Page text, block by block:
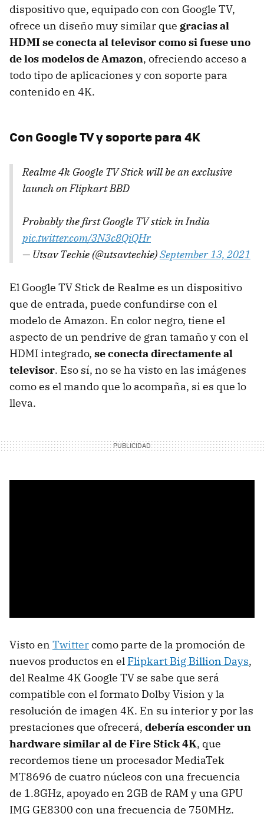
dispositivo que, equipado con con Google TV,
ofrece un diseño muy similar que gracias al
HDMI se conecta al televisor como si fuese uno
de los modelos de Amazon, ofreciendo acceso a
todo tipo de aplicaciones y con soporte para
contenido en 4K.
Con Google TV y soporte para 4K
Realme 4k Google TV Stick will be an exclusive
launch on Flipkart BBD
Probably the first Google TV stick in India
pic.twitter.com/3N3c8QiQHr
— Utsav Techie (@utsavtechie)September 13, 2021
El Google TV Stick de Realme es un dispositivo
que de entrada, puede confundirse con el
modelo de Amazon. En color negro, tiene el
aspecto de un pendrive de gran tamaño y con el
HDMI integrado, se conecta directamente al
televisor. Eso sí, no se ha visto en las imágenes
como es el mando que lo acompaña, si es que lo
lleva.
Visto en Twittercomo parte de la promoción de
nuevos productos en el Flipkart Big Billion Days,
del Realme 4K Google TV se sabe que será
compatible con el formato Dolby Vision y la
resolución de imagen 4K. En su interior y por las
prestaciones que ofrecerá, debería esconder un
hardware similar al de Fire Stick 4K, que
recordemos tiene un procesador MediaTek
MT8696 de cuatro núcleos con una frecuencia
de 1.8GHz, apoyado en 2GB de RAM y una GPU
IMG GE8300 con una frecuencia de 750MHz.